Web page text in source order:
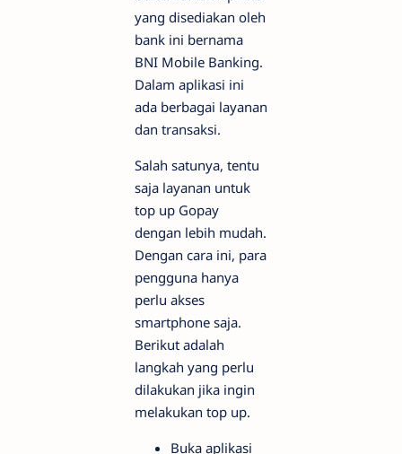
yang disediakan oleh
bank ini bernama
BNI Mobile Banking.
Dalam aplikasi ini
ada berbagai layanan
dan transaksi.
Salah satunya, tentu
saja layanan untuk
top up Gopay
dengan lebih mudah.
Dengan cara ini, para
pengguna hanya
perlu akses
smartphone saja.
Berikut adalah
langkah yang perlu
dilakukan jika ingin
melakukan top up.
Buka aplikasi